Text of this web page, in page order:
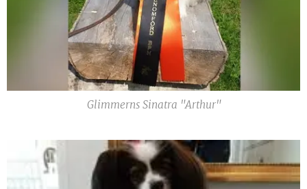
Glimmerns Sinatra "Arthur"